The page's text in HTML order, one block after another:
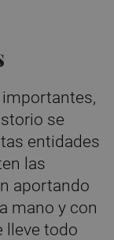
se
entidades
las
aportando
mano y con
lleve todo